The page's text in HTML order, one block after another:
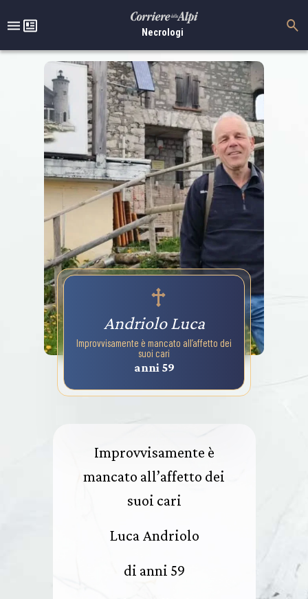
Necrologi
Andriolo Luca
Improvvisamente è mancato all’affetto dei
suoi cari
anni 59
Improvvisamente è
mancato all’affetto dei
suoi cari
Luca Andriolo
di anni 59